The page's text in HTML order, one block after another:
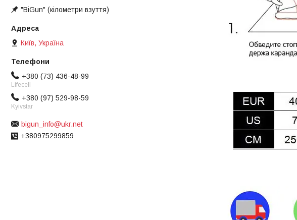
"BiGun" (кілометри взуття)
Київ, Україна
+380 (73) 436-48-99
Lifecell
+380 (97) 529-98-59
Kyivstar
bigun_info@ukr.net
+380975299859